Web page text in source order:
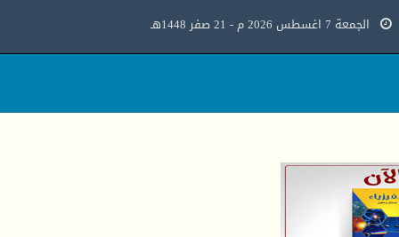
الجمعة 7 اغسطس 2026 م - 21 صفر 1448هـ